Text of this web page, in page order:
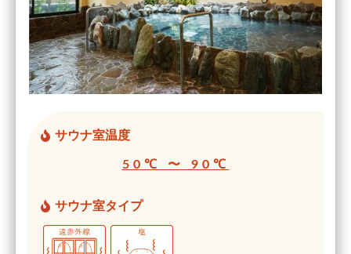
サウナ室温度
50℃ 〜 90℃
サウナ室タイプ